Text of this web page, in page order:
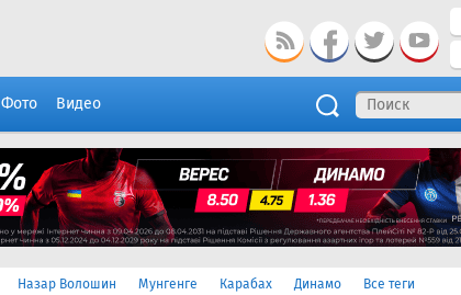
Фото Видео
Назар Волошин Мунгенге Карабах Динамо Все теги